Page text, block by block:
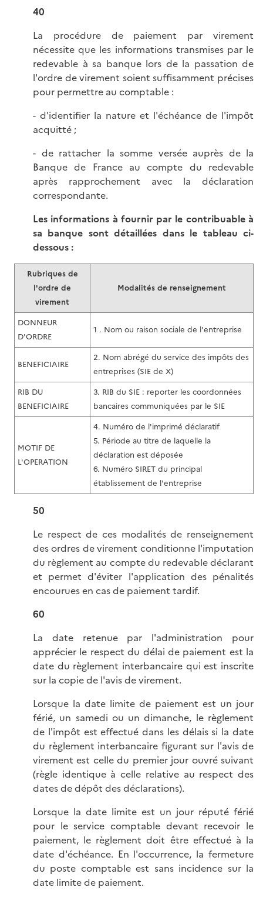
40
La procédure de paiement par virement
nécessite que les informations transmises par le
redevable à sa banque lors de la passation de
l'ordre de virement soient suffisamment précises
pour permettre au comptable :
- d'identifier la nature et l'échéance de l'impôt
acquitté ;
- de rattacher la somme versée auprès de la
Banque de France au compte du redevable
après rapprochement avec la déclaration
correspondante.
Les informations à fournir par le contribuable à
sa banque sont détaillées dans le tableau ci-
dessous :
Rubriques de
l'ordre de
virement
Modalités de renseignement
DONNEUR
D'ORDRE
1 . Nom ou raison sociale de l'entreprise
BENEFICIAIRE
2. Nom abrégé du service des impôts des
entreprises (SIE de X)
RIB DU
BENEFICIAIRE
3. RIB du SIE : reporter les coordonnées
bancaires communiquées par le SIE
MOTIF DE
L'OPERATION
4. Numéro de l'imprimé déclaratif
5. Période au titre de laquelle la
déclaration est déposée
6. Numéro SIRET du principal
établissement de l'entreprise
50
Le respect de ces modalités de renseignement
des ordres de virement conditionne l'imputation
du règlement au compte du redevable déclarant
et permet d'éviter l'application des pénalités
encourues en cas de paiement tardif.
60
La date retenue par l'administration pour
apprécier le respect du délai de paiement est la
date du règlement interbancaire qui est inscrite
sur la copie de l'avis de virement.
Lorsque la date limite de paiement est un jour
férié, un samedi ou un dimanche, le règlement
de l'impôt est effectué dans les délais si la date
du règlement interbancaire figurant sur l'avis de
virement est celle du premier jour ouvré suivant
(règle identique à celle relative au respect des
dates de dépôt des déclarations).
Lorsque la date limite est un jour réputé férié
pour le service comptable devant recevoir le
paiement, le règlement doit être effectué à la
date d'échéance. En l'occurrence, la fermeture
du poste comptable est sans incidence sur la
date limite de paiement.